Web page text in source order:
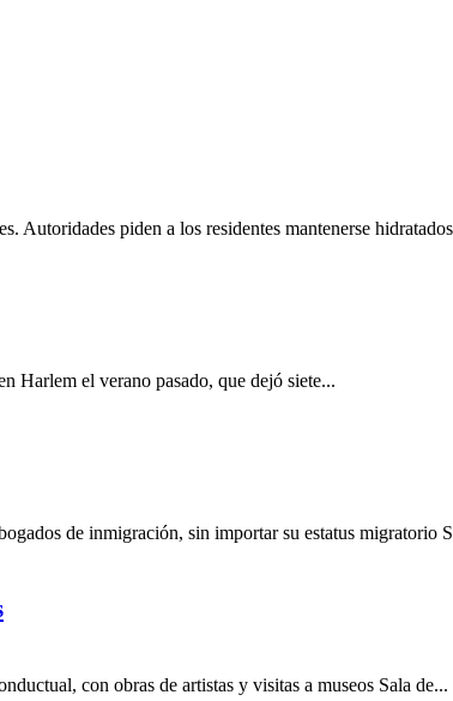
Autoridades piden a los residentes mantenerse
Harlem el verano pasado, que dejó siete...
de inmigración, sin importar su estatus migratorio
con obras de artistas y visitas a museos Sala de...